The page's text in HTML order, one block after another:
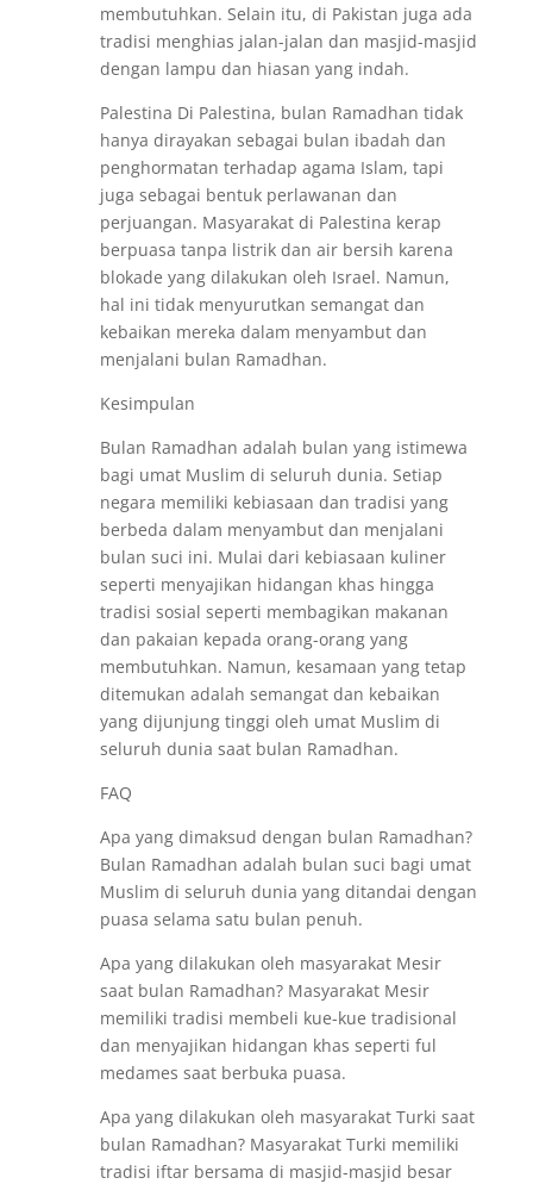
membutuhkan. Selain itu, di Pakistan juga ada
tradisi menghias jalan-jalan dan masjid-masjid
dengan lampu dan hiasan yang indah.
Palestina Di Palestina, bulan Ramadhan tidak
hanya dirayakan sebagai bulan ibadah dan
penghormatan terhadap agama Islam, tapi
juga sebagai bentuk perlawanan dan
perjuangan. Masyarakat di Palestina kerap
berpuasa tanpa listrik dan air bersih karena
blokade yang dilakukan oleh Israel. Namun,
hal ini tidak menyurutkan semangat dan
kebaikan mereka dalam menyambut dan
menjalani bulan Ramadhan.
Kesimpulan
Bulan Ramadhan adalah bulan yang istimewa
bagi umat Muslim di seluruh dunia. Setiap
negara memiliki kebiasaan dan tradisi yang
berbeda dalam menyambut dan menjalani
bulan suci ini. Mulai dari kebiasaan kuliner
seperti menyajikan hidangan khas hingga
tradisi sosial seperti membagikan makanan
dan pakaian kepada orang-orang yang
membutuhkan. Namun, kesamaan yang tetap
ditemukan adalah semangat dan kebaikan
yang dijunjung tinggi oleh umat Muslim di
seluruh dunia saat bulan Ramadhan.
FAQ
Apa yang dimaksud dengan bulan Ramadhan?
Bulan Ramadhan adalah bulan suci bagi umat
Muslim di seluruh dunia yang ditandai dengan
puasa selama satu bulan penuh.
Apa yang dilakukan oleh masyarakat Mesir
saat bulan Ramadhan? Masyarakat Mesir
memiliki tradisi membeli kue-kue tradisional
dan menyajikan hidangan khas seperti ful
medames saat berbuka puasa.
Apa yang dilakukan oleh masyarakat Turki saat
bulan Ramadhan? Masyarakat Turki memiliki
tradisi iftar bersama di masjid-masjid besar